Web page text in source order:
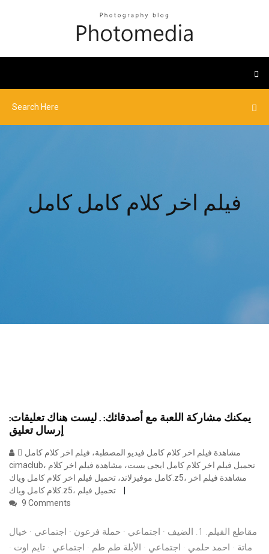
فيلم اخر كلام كامل كامل
يمكنك مشاركة اللعبة مع أصدقائك: . ليست هناك تعليقات:
إرسال تعليق
ِمشاهدة فيلم اخر كلام كامل فيديو المصطبة، فيلم اخر كلام كامل
cimaclub، تحميل فيلم اخر كلام كامل ايجى بست، مشاهدة فيلم اخر كلام
كامل موفيزلاند، تحميل فيلم اخر كلام كامل وياك.z5، مشاهدة فيلم اخر
9 Comments
مقاطع الفيلم. 1. الضيف · اجتماعي · حملة فرعون · اجتماعي · خيال
ماتة · احمد حلمي · اجتماعي · الأبلة طم طم · اجتماعي · تايم اوت ·